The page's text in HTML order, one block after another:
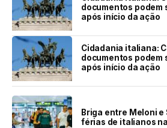
documentos podem
após início da ação
Cidadania italiana:
documentos podem
após início da ação
Briga entre Meloni
férias de italianos